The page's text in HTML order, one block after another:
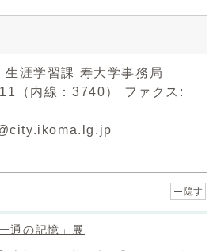
涯学習課 寿大学事務局
（内線：3740） ファクス:
隠す
通の記憶」展